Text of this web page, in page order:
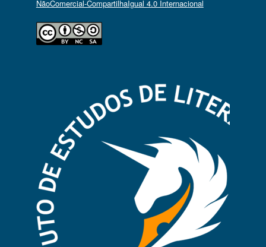
NãoComercial-CompartilhaIgual 4.0 Internacional